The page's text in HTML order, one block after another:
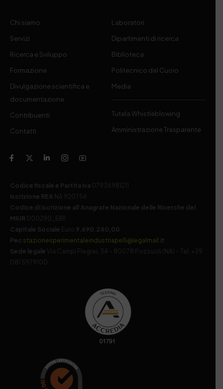
Chi siamo
Servizi
Ricerca e Sviluppo
Formazione
Divulgazione scientifica e
documentazione
Contribuenti
Contatti
Laboratori
Dipartimenti di ricerca
Biblioteca
Politecnico del Cuoio
Media
Tutela Whistleblowing
Amministrazione Trasparente
Codice fiscale e Partita Iva 07936981211
Iscrizione REA NA 920756
Codice di iscrizione all’Anagrafe Nazionale delle Ricerche del
MIUR 000290_EIRI
Capitale Sociale Euro 9.690.240,00
Pec stazionesperimentaleindustriapelli@legalmail.it
Sede legale
Via Campi Flegrei, 34 – 80078 Pozzuoli (NA) – Tel. +39
081 5979100